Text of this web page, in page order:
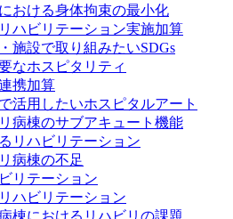
おける身体拘束の最小化
ハビリテーション実施加算
施設で取り組みたいSDGs
なホスピタリティ
携加算
活用したいホスピタルアート
病棟のサブアキュート機能
リハビリテーション
病棟の不足
リテーション
ハビリテーション
棟におけるリハビリの課題